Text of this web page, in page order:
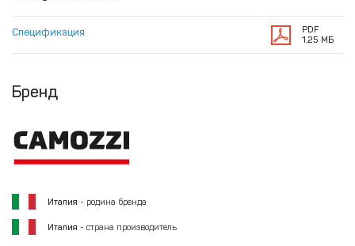
Спецификация
PDF
1.25 МБ
Бренд
Италия - родина бренда
Италия - страна производитель